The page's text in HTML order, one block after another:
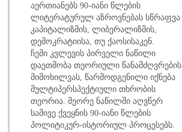
აერთიანებს 90-იანი წლების
ლიტერატურულ აზროვნებას სწრაფვა
კაპიტალიზმის, ლიბერალიზმის,
დემოკრატიისა, თუ ქაოსისაკენ.
ჩემი კვლევის პირველი ნაწილი
დაეთმობა თეორიული წანამძღვრების
მიმოხილვას, წარმოდგენილი იქნება
მულტიპერსპექტიული თხრობის
თეორია. მეორე ნაწილში აღვწერ
სამივე ქვეყნის 90-იანი წლების
პოლიტიკურ-ისტორიულ პროცესებს.